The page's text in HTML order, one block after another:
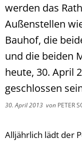
werden das
Außenstellen
Bauhof, die
und die beiden
heute, 30. April
geschlossen
30. April 2013 von PETER
Alljährlich lädt der